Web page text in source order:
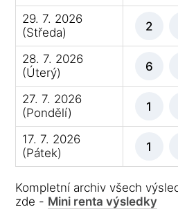
29. 7. 2026
(Středa)
2
28. 7. 2026
(Úterý)
6
27. 7. 2026
(Pondělí)
1
17. 7. 2026
(Pátek)
1
Kompletní archiv všech
zde - Mini renta výsledky